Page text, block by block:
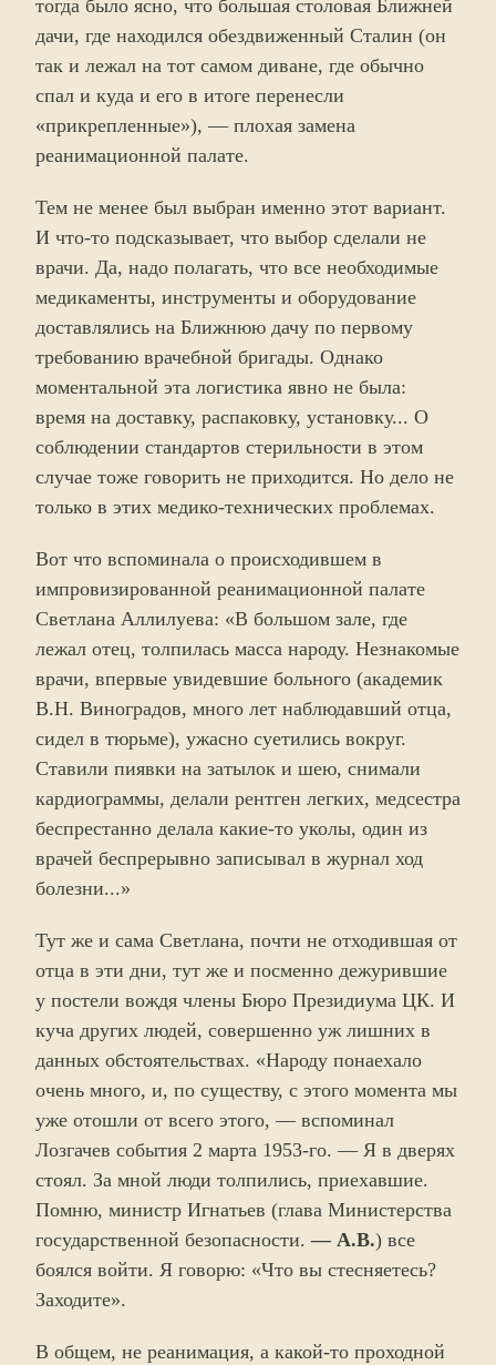
тогда было ясно, что большая столовая Ближней
дачи, где находился обездвиженный Сталин (он
так и лежал на тот самом диване, где обычно
спал и куда и его в итоге перенесли
«прикрепленные»), — плохая замена
реанимационной палате.
Тем не менее был выбран именно этот вариант.
И что-то подсказывает, что выбор сделали не
врачи. Да, надо полагать, что все необходимые
медикаменты, инструменты и оборудование
доставлялись на Ближнюю дачу по первому
требованию врачебной бригады. Однако
моментальной эта логистика явно не была:
время на доставку, распаковку, установку... О
соблюдении стандартов стерильности в этом
случае тоже говорить не приходится. Но дело не
только в этих медико-технических проблемах.
Вот что вспоминала о происходившем в
импровизированной реанимационной палате
Светлана Аллилуева: «В большом зале, где
лежал отец, толпилась масса народу. Незнакомые
врачи, впервые увидевшие больного (академик
В.Н. Виноградов, много лет наблюдавший отца,
сидел в тюрьме), ужасно суетились вокруг.
Ставили пиявки на затылок и шею, снимали
кардиограммы, делали рентген легких, медсестра
беспрестанно делала какие-то уколы, один из
врачей беспрерывно записывал в журнал ход
болезни...»
Тут же и сама Светлана, почти не отходившая от
отца в эти дни, тут же и посменно дежурившие
у постели вождя члены Бюро Президиума ЦК. И
куча других людей, совершенно уж лишних в
данных обстоятельствах. «Народу понаехало
очень много, и, по существу, с этого момента мы
уже отошли от всего этого, — вспоминал
Лозгачев события 2 марта 1953-го. — Я в дверях
стоял. За мной люди толпились, приехавшие.
Помню, министр Игнатьев (глава Министерства
государственной безопасности.— А.В.) все
боялся войти. Я говорю: «Что вы стесняетесь?
Заходите».
В общем, не реанимация, а какой-то проходной